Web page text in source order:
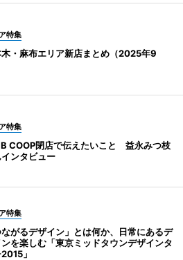
特集
・麻布エリア新店まとめ（2025年9
特集
COOP閉店で伝えたいこと 益永みつ枝
ンタビュー
特集
ながるデザイン」とは何か、日常にあるデ
を楽しむ「東京ミッドタウンデザインタ
」